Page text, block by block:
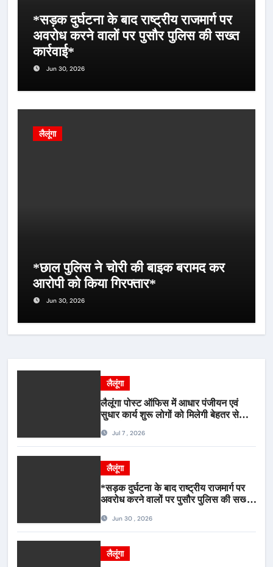
*सड़क दुर्घटना के बाद राष्ट्रीय राजमार्ग पर
अवरोध करने वालों पर पुसौर पुलिस की सख्त
कार्रवाई*
Jun 30, 2026
लैलूंगा
*छाल पुलिस ने चोरी की बाइक बरामद कर
आरोपी को किया गिरफ्तार*
Jun 30, 2026
लैलूंगा
लैलूंगा पोस्ट ऑफिस में आधार पंजीयन एवं
सुधार कार्य शुरू लोगों को मिलेगी बेहतर सेवा,
Jul 7 , 2026
लैलूंगा
*सड़क दुर्घटना के बाद राष्ट्रीय राजमार्ग पर
अवरोध करने वालों पर पुसौर पुलिस की सख्त
Jun 30 , 2026
लैलूंगा